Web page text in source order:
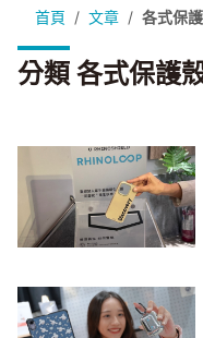
首頁 文章 各式保
分類 各式保護